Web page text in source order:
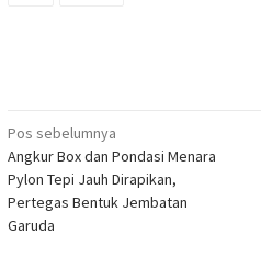
Navigasi
pos
Pos sebelumnya
Angkur Box dan Pondasi Menara
Pylon Tepi Jauh Dirapikan,
Pertegas Bentuk Jembatan
Garuda